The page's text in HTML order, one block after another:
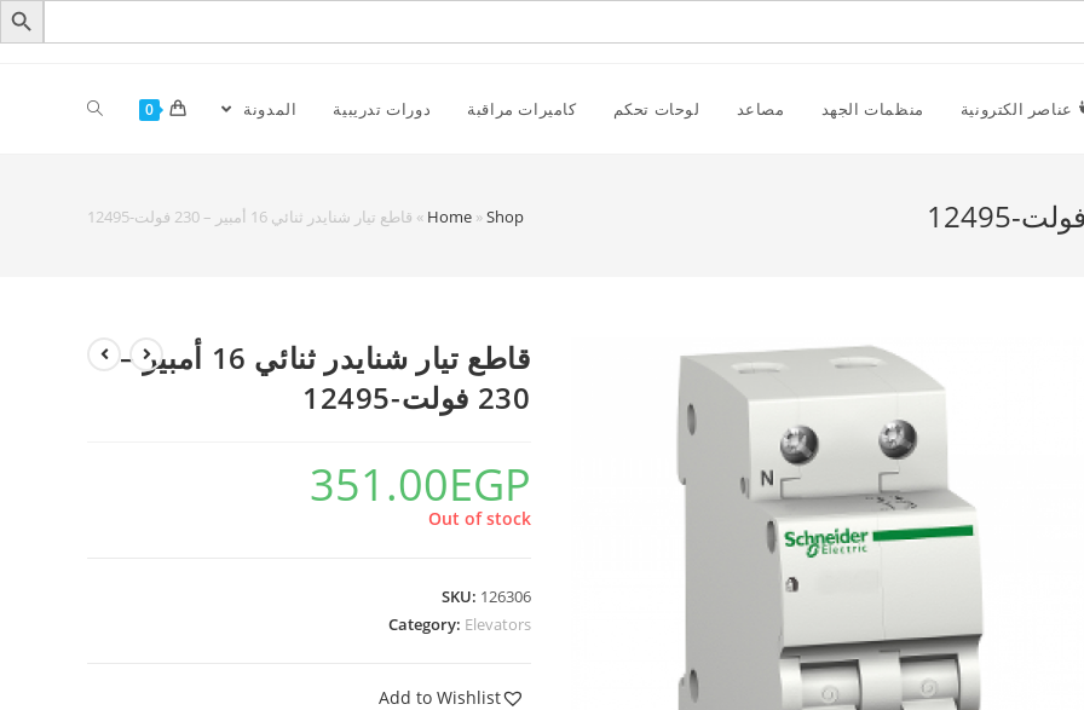
عناصر الكترونية منظمات الجهد مصاعد لوحات تحكم كاميرات مراقبة دورات تدريبية المدونة 0
Home »Shop
» قاطع تيار شنايدر ثنائي 16 أمبير – 230 فولت-12495
قاطع تيار شنايدر ثنائي 16 أمبير –
230 فولت-12495
351.00EGP
Out of stock
SKU: 126306
Category: Elevators
Add to Wishlist